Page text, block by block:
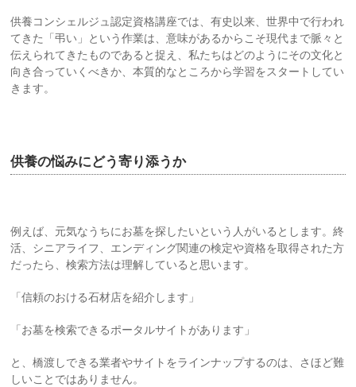
供養コンシェルジュ認定資格講座では、有史以来、世界中で行われ
てきた「弔い」という作業は、意味があるからこそ現代まで脈々と
伝えられてきたものであると捉え、私たちはどのようにその文化と
向き合っていくべきか、本質的なところから学習をスタートしてい
きます。
供養の悩みにどう寄り添うか
例えば、元気なうちにお墓を探したいという人がいるとします。終
活、シニアライフ、エンディング関連の検定や資格を取得された方
だったら、検索方法は理解していると思います。
「信頼のおける石材店を紹介します」
「お墓を検索できるポータルサイトがあります」
と、橋渡しできる業者やサイトをラインナップするのは、さほど難
しいことではありません。